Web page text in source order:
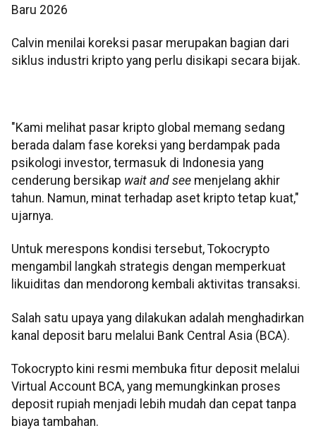
Baru 2026
Calvin menilai koreksi pasar merupakan bagian dari
siklus industri kripto yang perlu disikapi secara bijak.
"Kami melihat pasar kripto global memang sedang
berada dalam fase koreksi yang berdampak pada
psikologi investor, termasuk di Indonesia yang
cenderung bersikap wait and see menjelang akhir
tahun. Namun, minat terhadap aset kripto tetap kuat,"
ujarnya.
Untuk merespons kondisi tersebut, Tokocrypto
mengambil langkah strategis dengan memperkuat
likuiditas dan mendorong kembali aktivitas transaksi.
Salah satu upaya yang dilakukan adalah menghadirkan
kanal deposit baru melalui Bank Central Asia (BCA).
Tokocrypto kini resmi membuka fitur deposit melalui
Virtual Account BCA, yang memungkinkan proses
deposit rupiah menjadi lebih mudah dan cepat tanpa
biaya tambahan.